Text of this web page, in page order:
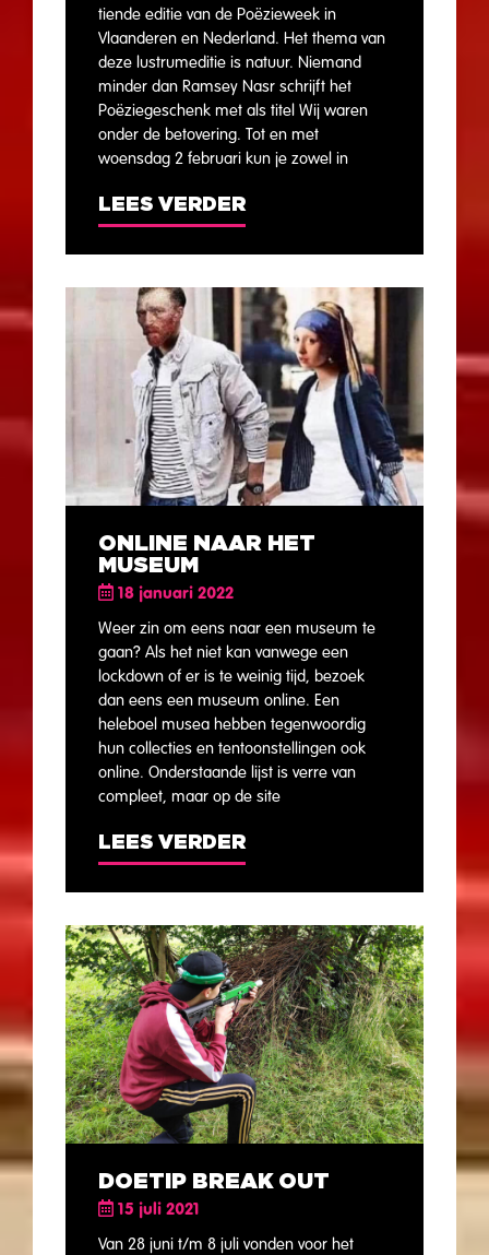
tiende editie van de Poëzieweek in
Vlaanderen en Nederland. Het thema van
deze lustrumeditie is natuur. Niemand
minder dan Ramsey Nasr schrijft het
Poëziegeschenk met als titel Wij waren
onder de betovering. Tot en met
woensdag 2 februari kun je zowel in
LEES VERDER
ONLINE NAAR HET
MUSEUM
18 januari 2022
Weer zin om eens naar een museum te
gaan? Als het niet kan vanwege een
lockdown of er is te weinig tijd, bezoek
dan eens een museum online. Een
heleboel musea hebben tegenwoordig
hun collecties en tentoonstellingen ook
online. Onderstaande lijst is verre van
compleet, maar op de site
LEES VERDER
DOETIP BREAK OUT
15 juli 2021
Van 28 juni t/m 8 juli vonden voor het